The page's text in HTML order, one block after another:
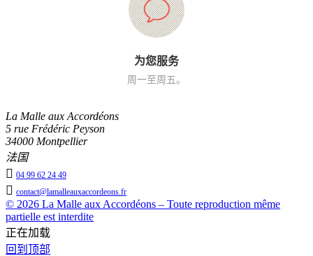
为您服务
周一至周五。
La Malle aux Accordéons
5 rue Frédéric Peyson
34000 Montpellier
法国
 04 99 62 24 49
 contact@lamalleauxaccordeons.fr
© 2026 La Malle aux Accordéons – Toute reproduction même
partielle est interdite
正在加载
回到顶部